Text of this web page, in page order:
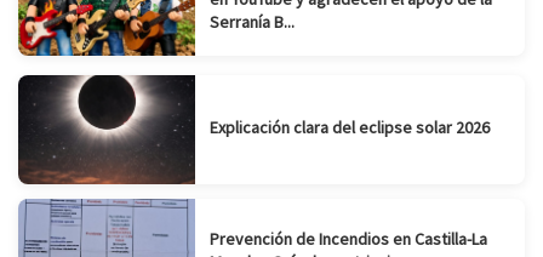
Serranía B...
Explicación clara del eclipse solar 2026
Prevención de Incendios en Castilla-La